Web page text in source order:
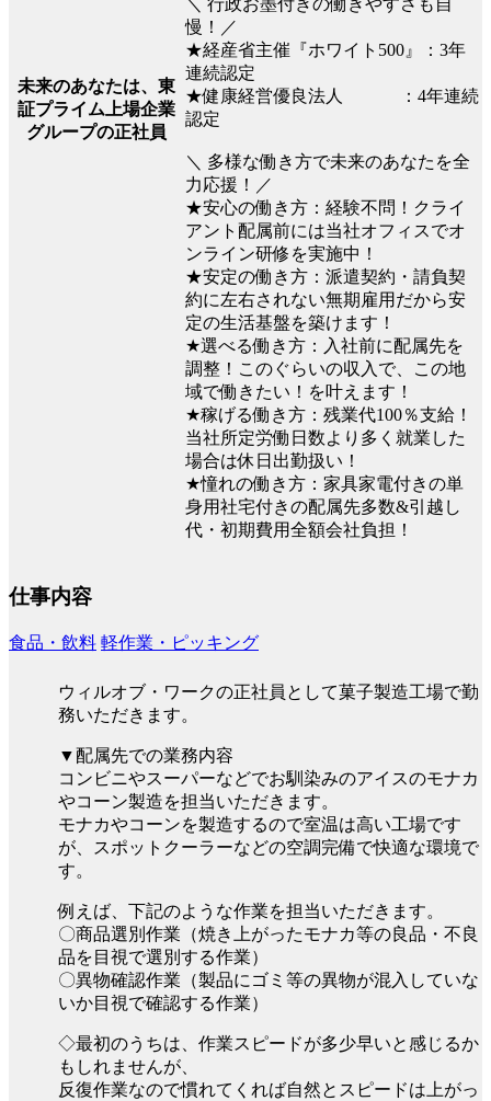
未来のあなたは、東
証プライム上場企業
グループの正社員
慢！／
★経産省主催『ホワイト500』：3年
連続認定
★健康経営優良法人 ：4年連続
認定
＼ 多様な働き方で未来のあなたを全
力応援！／
★安心の働き方：経験不問！クライ
アント配属前には当社オフィスでオ
ンライン研修を実施中！
★安定の働き方：派遣契約・請負契
約に左右されない無期雇用だから安
定の生活基盤を築けます！
★選べる働き方：入社前に配属先を
調整！このぐらいの収入で、この地
域で働きたい！を叶えます！
★稼げる働き方：残業代100％支給！
当社所定労働日数より多く就業した
場合は休日出勤扱い！
★憧れの働き方：家具家電付きの単
身用社宅付きの配属先多数&引越し
代・初期費用全額会社負担！
仕事内容
食品・飲料 軽作業・ピッキング
ウィルオブ・ワークの正社員として菓子製造工場で勤
務いただきます。
▼配属先での業務内容
コンビニやスーパーなどでお馴染みのアイスのモナカ
やコーン製造を担当いただきます。
モナカやコーンを製造するので室温は高い工場です
が、スポットクーラーなどの空調完備で快適な環境で
す。
例えば、下記のような作業を担当いただきます。
〇商品選別作業（焼き上がったモナカ等の良品・不良
品を目視で選別する作業）
〇異物確認作業（製品にゴミ等の異物が混入していな
いか目視で確認する作業）
◇最初のうちは、作業スピードが多少早いと感じるか
もしれませんが、
反復作業なので慣れてくれば自然とスピードは上がっ